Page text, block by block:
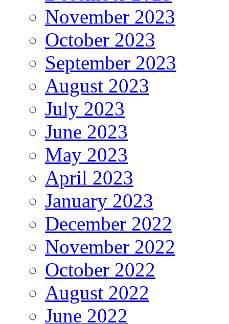
November 2023
October 2023
September 2023
August 2023
July 2023
June 2023
May 2023
April 2023
January 2023
December 2022
November 2022
October 2022
August 2022
June 2022